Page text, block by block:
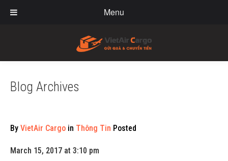
Menu
Blog Archives
By VietAir Cargo in Thông Tin Posted
March 15, 2017 at 3:10 pm